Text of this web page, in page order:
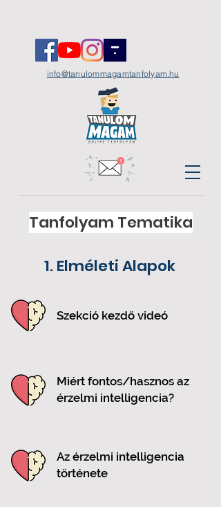
info@tanulommagamtanfolyam.hu
Tanfolyam Tematika
1. Elméleti Alapok
Szekció kezdő videó
Miért fontos/hasznos az
érzelmi intelligencia?
Az érzelmi intelligencia
története